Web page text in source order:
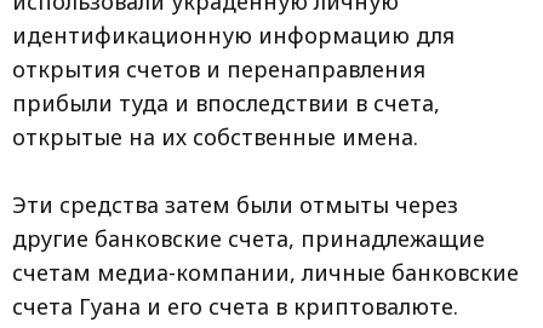
идентификационную информацию для
открытия счетов и перенаправления
прибыли туда и впоследствии в счета,
открытые на их собственные имена.
Эти средства затем были отмыты через
другие банковские счета, принадлежащие
счетам медиа-компании, личные банковские
счета Гуана и его счета в криптовалюте.